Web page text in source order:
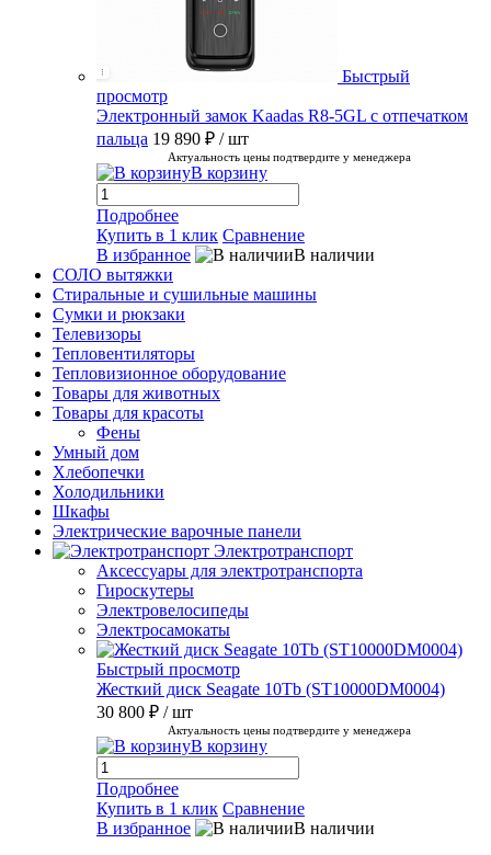
Быстрый
просмотр
Электронный замок Kaadas R8-5GL с отпечатком
пальца 19 890 ₽ / шт
Актуальность цены подтвердите у менеджера
В корзину
Подробнее
Купить в 1 клик Сравнение
В избранное
В наличии
СОЛО вытяжки
Стиральные и сушильные машины
Сумки и рюкзаки
Телевизоры
Тепловентиляторы
Тепловизионное оборудование
Товары для животных
Товары для красоты
Фены
Умный дом
Хлебопечки
Холодильники
Шкафы
Электрические варочные панели
Электротранспорт
Аксессуары для электротранспорта
Гироскутеры
Электровелосипеды
Электросамокаты
Быстрый просмотр
Жесткий диск Seagate 10Tb (ST10000DM0004)
30 800 ₽ / шт
Актуальность цены подтвердите у менеджера
В корзину
Подробнее
Купить в 1 клик Сравнение
В избранное
В наличии